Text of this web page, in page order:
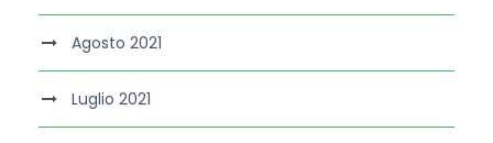
Agosto 2021
Luglio 2021